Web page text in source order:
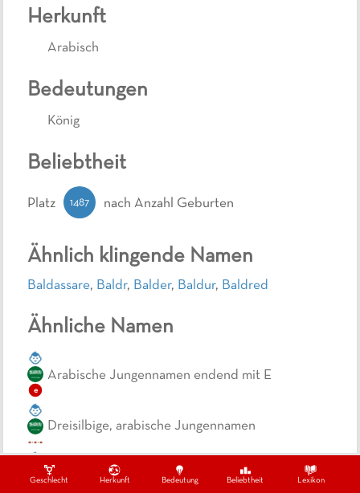
Geschlecht Herkunft Bedeutung Beliebtheit Lexikon
Herkunft
Arabisch
Bedeutungen
König
Ähnlich klingende Namen
Baldassare, Baldr, Balder, Baldur, Baldred
Ähnliche Namen
e
Arabische Jungennamen endend mit E
Dreisilbige, arabische Jungennamen
Jungennamen beginnend mit B und Bedeutung
König
Beliebtheit
Platz 1487 nach Anzahl Geburten